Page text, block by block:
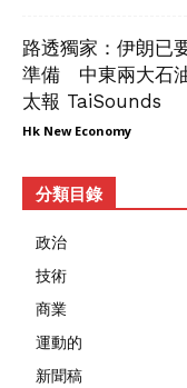
路透獨家：伊朗已
準備 中東兩大石
太報 TaiSounds
Hk New Economy
分類目錄
政治
技術
商業
運動的
新聞稿